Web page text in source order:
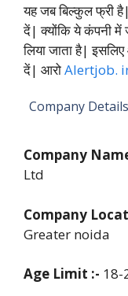
यह जब बिल्कुल फ्री
दें| क्योंकि ये कंपनी में
लिया जाता है|
दें| आरोAlertjob.
Company
Company
Ltd
Company
Greater noida
Age Limit :- 18-